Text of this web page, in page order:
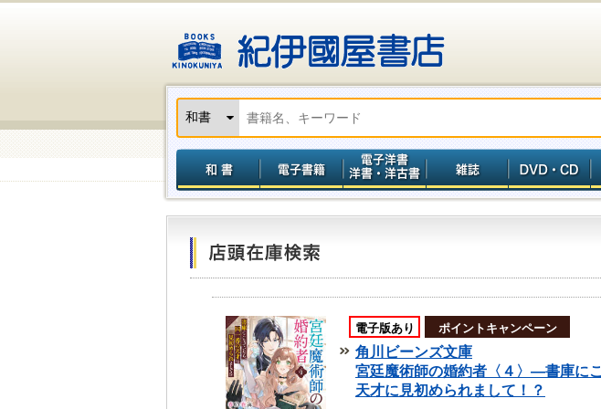
電子版あり ポイントキャンペーン
角川ビーンズ文庫
宮廷魔術師の婚約者〈４〉―書庫に
天才に見初められまして！？